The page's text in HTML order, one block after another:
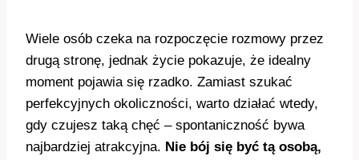
Wiele osób czeka na rozpoczęcie rozmowy przez
drugą stronę, jednak życie pokazuje, że idealny
moment pojawia się rzadko. Zamiast szukać
perfekcyjnych okoliczności, warto działać wtedy,
gdy czujesz taką chęć – spontaniczność bywa
najbardziej atrakcyjna. Nie bój się być tą osobą,